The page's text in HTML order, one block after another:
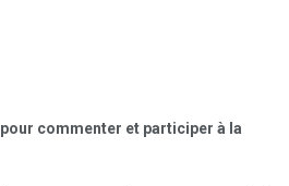
pour commenter et participer à la